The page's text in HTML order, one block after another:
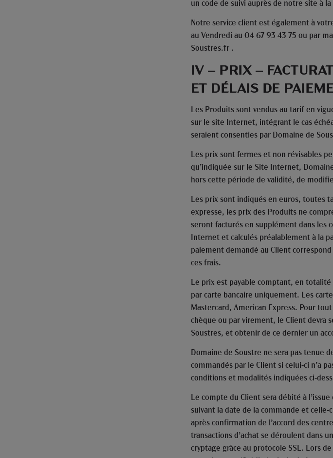
un code de suivi auprès de notre site à
Notre service client est également à
au Vendredi au 04 67 93 43 75 ou par
Soustres.fr .
IV – PRIX –
ET DÉLAIS DE
Les Produits sont vendus au tarif en
sur le site Internet, intégrant le cas
seraient consenties par Domaine de
Les prix sont fermes et non révisables
qu’indiquée sur le Site Internet,
hors cette période de validité, de
Les prix sont indiqués en euros, toutes
expresse, les prix des Produits ne
seront facturés en supplément dans les
Internet et calculés préalablement à la
paiement demandé au Client
ces frais.
Le prix est payable comptant, en
par carte bancaire uniquement. Les
Mastercard, American Express. Pour
chèque ou par virement, le Client devra
Soustres, et obtenir de ce dernier un
Domaine de Soustre ne sera pas tenue
commandés par le Client si celui-ci n’a
conditions et modalités indiquées ci-
Le compte du Client sera débité à
suivant la date de la commande et
après confirmation de l’accord des
transactions d’achat se déroulent dans
cryptage grâce au protocole SSL. Lors